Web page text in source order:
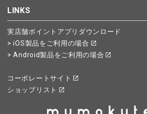
LINKS
実店舗ポイントアプリダウンロード
> iOS製品をご利用の場合
> Android製品をご利用の場合
コーポレートサイト
ショップリスト